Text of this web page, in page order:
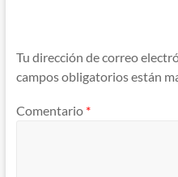
Tu dirección de correo
campos obligatorios están
Comentario *